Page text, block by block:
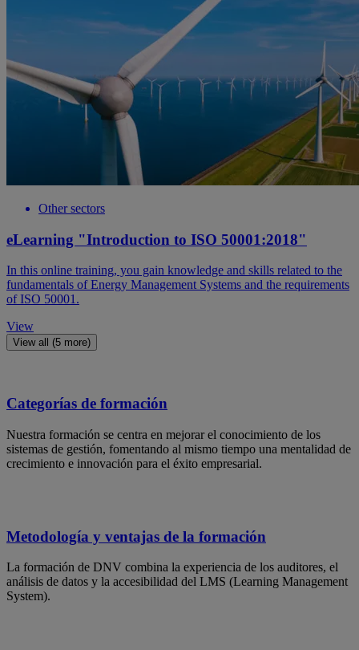
Other sectors
eLearning "Introduction to ISO 50001:2018"
In this online training, you gain knowledge and skills related to the
fundamentals of Energy Management Systems and the requirements
of ISO 50001.
View
View all (5 more)
Categorías de formación
Nuestra formación se centra en mejorar el conocimiento de los
sistemas de gestión, fomentando al mismo tiempo una mentalidad de
crecimiento e innovación para el éxito empresarial.
Metodología y ventajas de la formación
La formación de DNV combina la experiencia de los auditores, el
análisis de datos y la accesibilidad del LMS (Learning Management
System).